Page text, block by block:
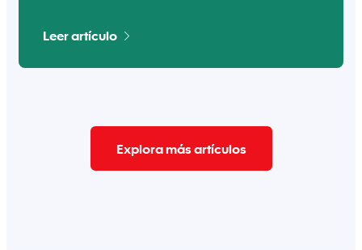
Leer artículo
Explora más artículos